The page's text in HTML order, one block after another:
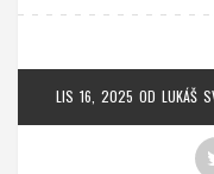
LIS 16, 2025 OD LUKÁŠ